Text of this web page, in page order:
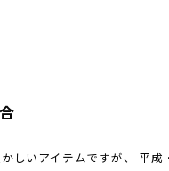
しいアイテムですが、 平成